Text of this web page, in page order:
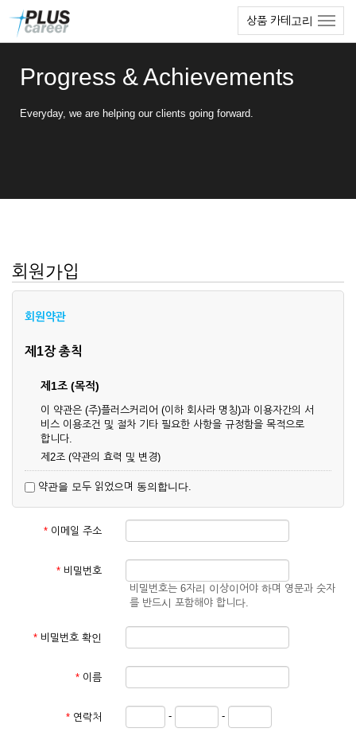
상품 카테고리
Progress & Achievements
Everyday, we are helping our clients going forward.
회원가입
회원약관
제1장 총칙
제1조 (목적)
이 약관은 (주)플러스커리어 (이하 회사라 명칭)과 이용자간의 서
비스 이용조건 및 절차 기타 필요한 사항을 규정함을 목적으로
합니다.
제2조 (약관의 효력 및 변경)
업상 중요 하거나 합리적인 사유가 발생할 경우 온라인 공사를
통하여 변경할 수 있습니다.
② 회원은 변경된 약관에 동의하지 않을 경우 서비스 이용을 중
단하고 이용계약을 해지할 수 있습니다. 약관의 효력 발생일 이
것으로 간주됩니다.
제3조 (약관의 외 준칙)
관계법령의 규정에 따릅니다.
① 서비스 이용계약은 서비스 이용 희망자가 본 약관에 동의한
약관을 모두 읽었으며 동의합니다.
* 이메일 주소
* 비밀번호
비밀번호는 6자리 이상이어야 하며 영문과 숫자
를 반드시 포함해야 합니다.
* 비밀번호 확인
* 이름
* 연락처 - -